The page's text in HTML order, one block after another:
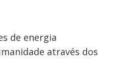
de energia
através dos